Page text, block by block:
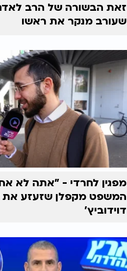
זאת הבשורה של הרב
שעורב מנקר את ראשו
מפגין לחרדי - "אתה לא
המשפט מקפלן שזעזע את
דוידוביץ'